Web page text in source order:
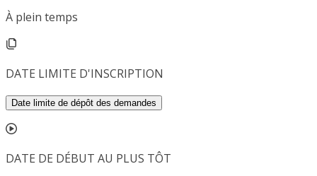
À plein temps
DATE LIMITE D'INSCRIPTION
Date limite de dépôt des demandes
DATE DE DÉBUT AU PLUS TÔT